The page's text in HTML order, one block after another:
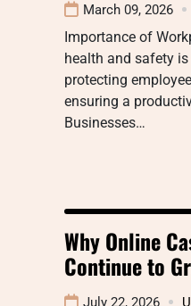
March 09, 2026
Importance of
health and safety
protecting
ensuring a
Businesses…
Why Online
Continue to
July 22, 2026